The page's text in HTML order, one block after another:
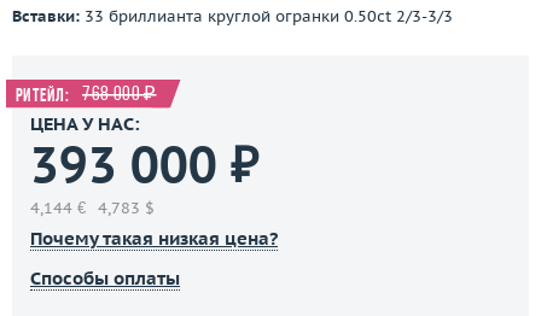
Вставки: 33 бриллианта круглой огранки 0.50ct 2/3-3/3
Ритейл: 768 000 ₽
ЦЕНА У НАС:
393 000 ₽
4,144 € 4,783 $
Почему такая низкая цена?
Способы оплаты